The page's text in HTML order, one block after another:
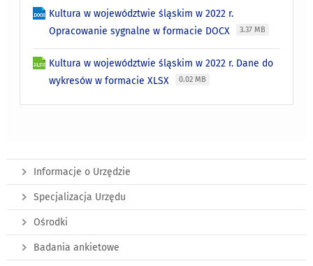
Kultura w województwie śląskim w 2022 r.
Opracowanie sygnalne w formacie DOCX
3.37 MB
Kultura w województwie śląskim w 2022 r. Dane do
wykresów w formacie XLSX
0.02 MB
Informacje o Urzędzie
Specjalizacja Urzędu
Ośrodki
Badania ankietowe